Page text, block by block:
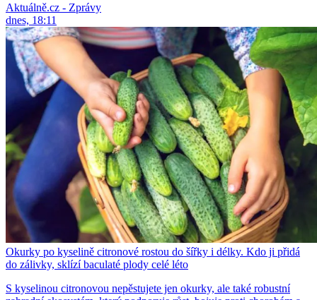
Aktuálně.cz - Zprávy
dnes, 18:11
Okurky po kyselině citronové rostou do šířky i délky. Kdo ji přidá
do zálivky, sklízí baculaté plody celé léto
S kyselinou citronovou nepěstujete jen okurky, ale také robustní